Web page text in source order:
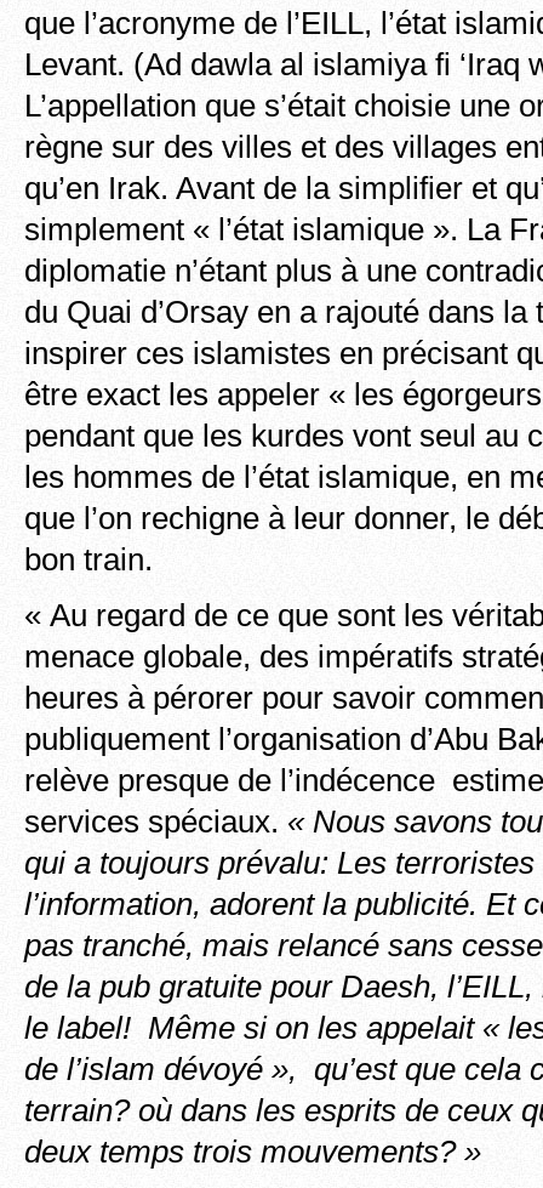
que l’acronyme de l’EILL, l’état
Levant. (Ad dawla al islamiya fi ‘Iraq
L’appellation que s’était choisie une
règne sur des villes et des villages
qu’en Irak. Avant de la simplifier et
simplement « l’état islamique ». La
diplomatie n’étant plus à une
du Quai d’Orsay en a rajouté dans
inspirer ces islamistes en précisant
être exact les appeler « les
pendant que les kurdes vont seul au
les hommes de l’état islamique, en
que l’on rechigne à leur donner, le
bon train.
« Au regard de ce que sont les
menace globale, des impératifs
heures à pérorer pour savoir
publiquement l’organisation d’Abu
relève presque de l’indécence
services spéciaux. « Nous savons
qui a toujours prévalu: Les terroristes
l’information, adorent la publicité. Et
pas tranché, mais relancé sans
de la pub gratuite pour Daesh,
le label! Même si on les appelait «
de l’islam dévoyé », qu’est que cela
terrain? où dans les esprits de ceux
deux temps trois mouvements? »